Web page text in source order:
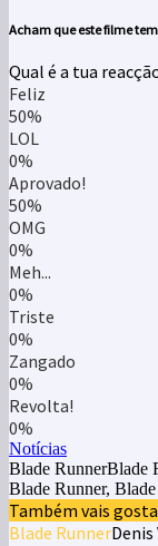
Acham que este filme
Qual é a tua
Feliz
50%
LOL
0%
Aprovado!
50%
OMG
0%
Meh...
0%
Triste
0%
Zangado
0%
Revolta!
0%
Notícias
Blade RunnerBlade
Blade Runner,
Também vais
Blade Runner